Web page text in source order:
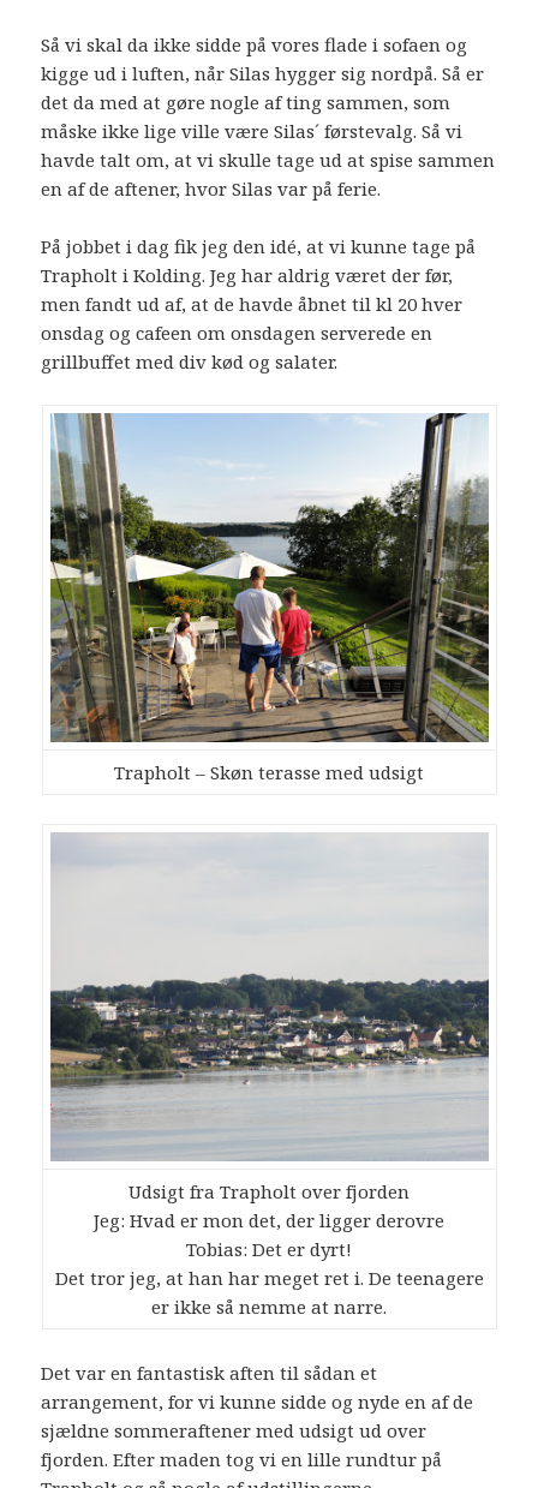
Så vi skal da ikke sidde på vores flade i sofaen og
kigge ud i luften, når Silas hygger sig nordpå. Så er
det da med at gøre nogle af ting sammen, som
måske ikke lige ville være Silas´ førstevalg. Så vi
havde talt om, at vi skulle tage ud at spise sammen
en af de aftener, hvor Silas var på ferie.
På jobbet i dag fik jeg den idé, at vi kunne tage på
Trapholt i Kolding. Jeg har aldrig været der før,
men fandt ud af, at de havde åbnet til kl 20 hver
onsdag og cafeen om onsdagen serverede en
grillbuffet med div kød og salater.
Trapholt – Skøn terasse med udsigt
Udsigt fra Trapholt over fjorden
Jeg: Hvad er mon det, der ligger derovre
Tobias: Det er dyrt!
Det tror jeg, at han har meget ret i. De teenagere
er ikke så nemme at narre.
Det var en fantastisk aften til sådan et
arrangement, for vi kunne sidde og nyde en af de
sjældne sommeraftener med udsigt ud over
fjorden. Efter maden tog vi en lille rundtur på